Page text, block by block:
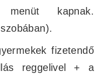
menüt kapnak.
fizetendő
reggelivel + a